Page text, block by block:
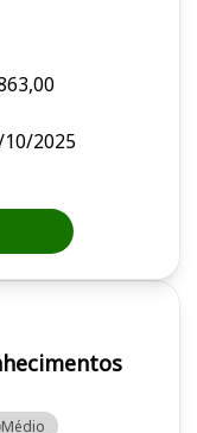
Médio
2025